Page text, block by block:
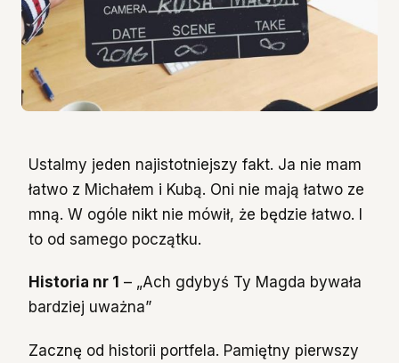
Ustalmy jeden najistotniejszy fakt. Ja nie mam
łatwo z Michałem i Kubą. Oni nie mają łatwo ze
mną. W ogóle nikt nie mówił, że będzie łatwo. I
to od samego początku.
Historia nr 1 – „Ach gdybyś Ty Magda bywała
bardziej uważna”
Zacznę od historii portfela. Pamiętny pierwszy